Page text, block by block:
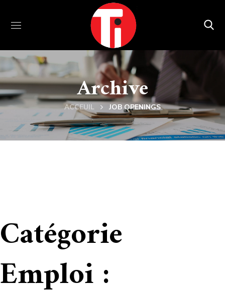
Archive
ACCEUIL JOB OPENINGS
Catégorie
Emploi :